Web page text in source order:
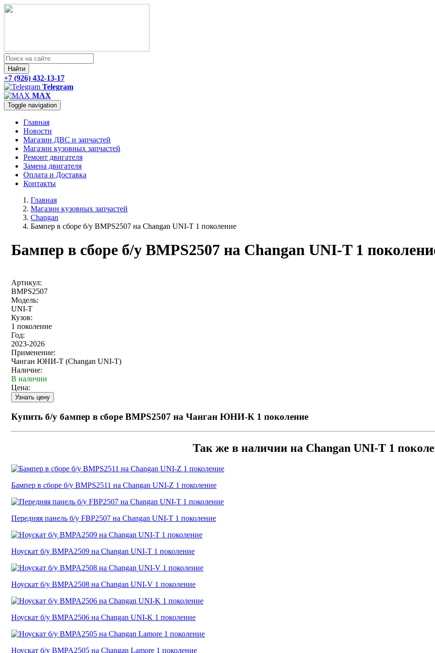
Найти
+7 (926) 432-13-17
Telegram
MAX
Toggle navigation
Главная
Новости
Магазин ДВС и запчастей
Магазин кузовных запчастей
Ремонт двигателя
Замена двигателя
Оплата и Доставка
Контакты
Главная
Магазин кузовных запчастей
Changan
Бампер в сборе б/у BMPS2507 на Changan UNI-T 1 поколение
Бампер в сборе б/у BMPS2507 на Changan UNI-T 1
Артикул:
BMPS2507
Модель:
UNI-T
Кузов:
1 поколение
Год:
2023-2026
Применение:
Чанган ЮНИ-Т (Changan UNI-T)
Наличие:
В наличии
Цена:
Купить б/у бампер в сборе BMPS2507 на Чанган ЮНИ-К 1 поколение
Так же в наличии на Changan UNI-T 1
Бампер в сборе б/у BMPS2511 на Changan UNI-Z 1 поколение
Передняя панель б/у FBP2507 на Changan UNI-T 1 поколение
Ноускат б/у BMPA2509 на Changan UNI-T 1 поколение
Ноускат б/у BMPA2508 на Changan UNI-V 1 поколение
Ноускат б/у BMPA2506 на Changan UNI-K 1 поколение
Ноускат б/у BMPA2505 на Changan Lamore 1 поколение